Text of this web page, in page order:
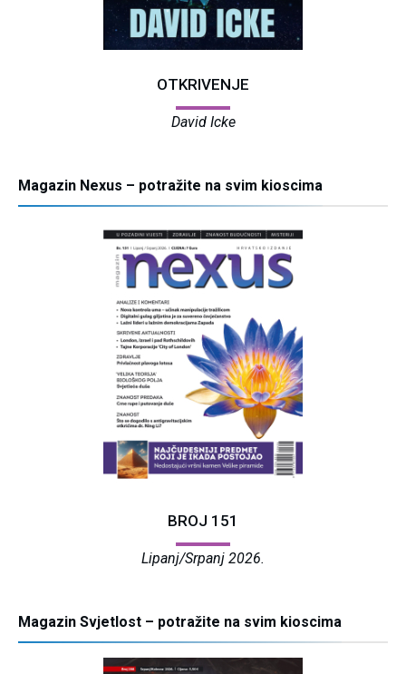
OTKRIVENJE
David Icke
Magazin Nexus – potražite na svim kioscima
BROJ 151
Lipanj/Srpanj 2026.
Magazin Svjetlost – potražite na svim kioscima